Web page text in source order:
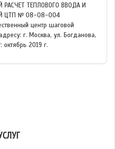
ТЕПЛОВОГО ВВОДА И
ЦТП № 08-08-004
центр шаговой
г. Москва, ул. Богданова,
октябрь 2019 г.